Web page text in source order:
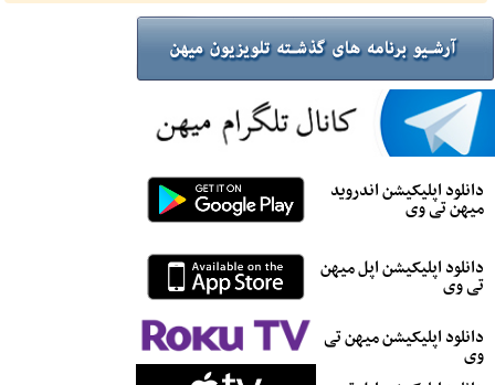
دانلود اپلیکیشن اندروید
میهن تی وی
دانلود اپلیکیشن اپل میهن
تی وی
دانلود اپلیکیشن میهن تی
وی